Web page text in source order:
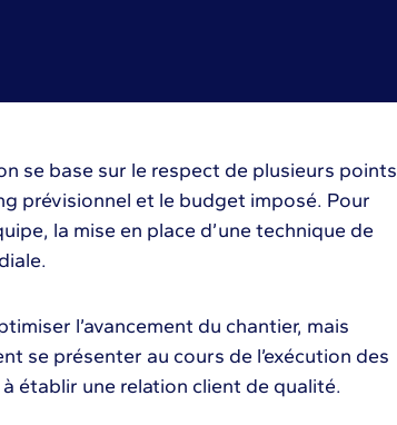
se base sur le respect de plusieurs points
prévisionnel et le budget imposé. Pour
la mise en place d’une technique de
l’avancement du chantier, mais
se présenter au cours de l’exécution des
établir une relation client de qualité.